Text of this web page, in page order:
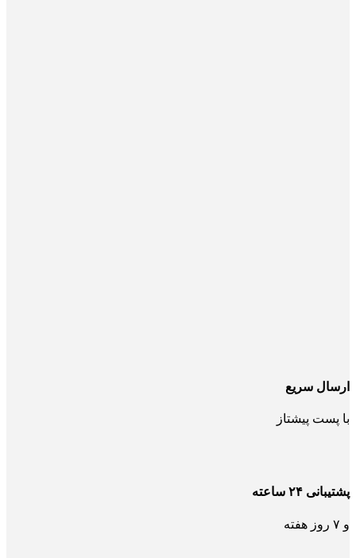
ارسال سریع
با پست پیشتاز
پشتیبانی ۲۴ ساعته
و ۷ روز هفته